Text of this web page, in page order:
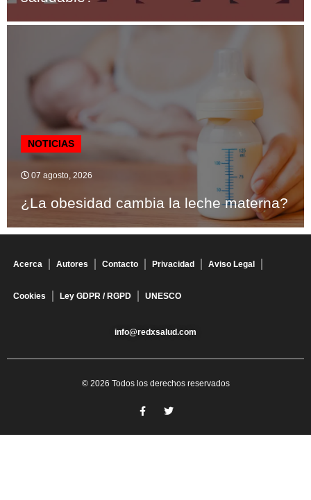
NOTICIAS
07 agosto, 2026
¿La obesidad cambia la leche materna?
Acerca Autores Contacto Privacidad Aviso Legal
Cookies Ley GDPR / RGPD UNESCO
info@redxsalud.com
© 2026 Todos los derechos reservados